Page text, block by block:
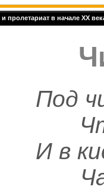
пролетариат в начале ХХ
Под
И в